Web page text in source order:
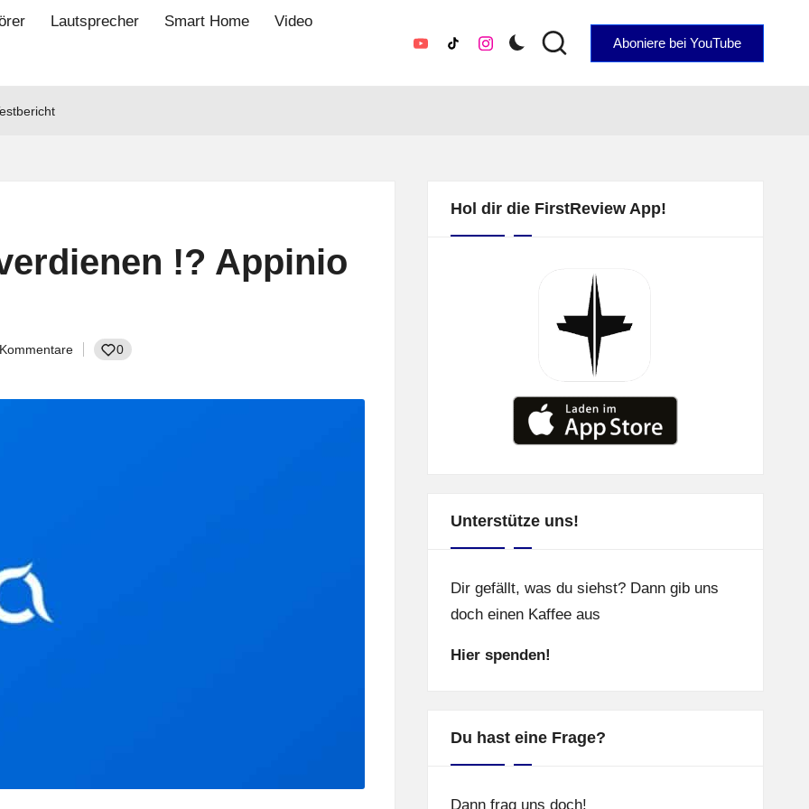
Lautsprecher Smart Home
Video
YouTubeTikTokInstagram Aboniere bei YouTube
!? Appinio
0
Hol dir die FirstReview App!
Unterstütze uns!
Dir gefällt, was du siehst? Dann gib uns
doch einen Kaffee aus
Hier spenden!
Du hast eine Frage?
Dann frag uns doch!